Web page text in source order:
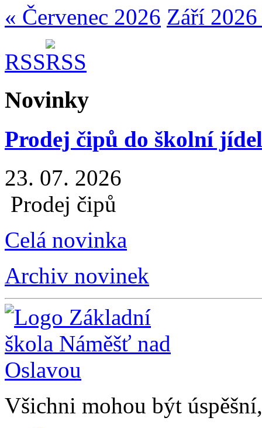
« Červenec 2026 Září
RSS
Novinky
Prodej čipů do školní
23. 07. 2026
Prodej čipů
Celá novinka
Archiv novinek
Všichni mohou být